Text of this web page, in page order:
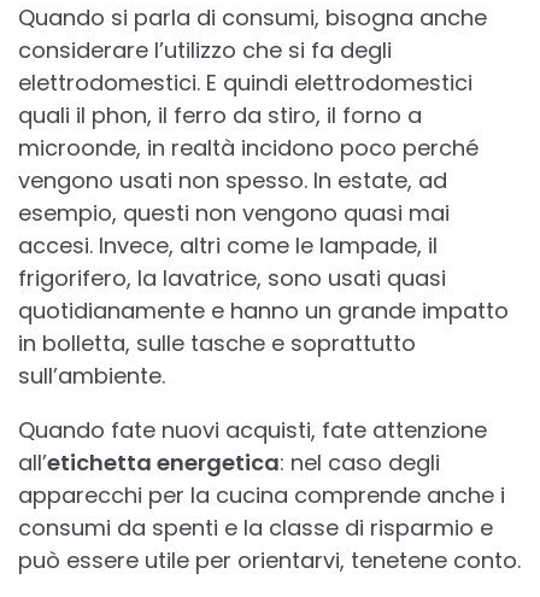
Quando si parla di consumi, bisogna anche
considerare l’utilizzo che si fa degli
elettrodomestici. E quindi elettrodomestici
quali il phon, il ferro da stiro, il forno a
microonde, in realtà incidono poco perché
vengono usati non spesso. In estate, ad
esempio, questi non vengono quasi mai
accesi. Invece, altri come le lampade, il
frigorifero, la lavatrice, sono usati quasi
quotidianamente e hanno un grande impatto
in bolletta, sulle tasche e soprattutto
sull’ambiente.
Quando fate nuovi acquisti, fate attenzione
all’etichetta energetica: nel caso degli
apparecchi per la cucina comprende anche i
consumi da spenti e la classe di risparmio e
può essere utile per orientarvi, tenetene conto.